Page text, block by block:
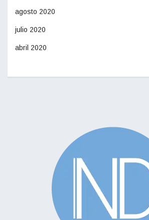
agosto 2020
julio 2020
abril 2020